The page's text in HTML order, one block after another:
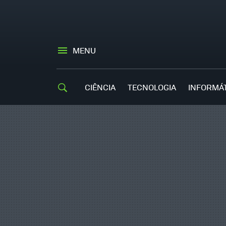
MENU
CIÊNCIA TECNOLOGIA